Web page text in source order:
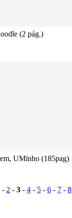
(2 pág.)
UMinho (185pag)
- 2 - 3 - 4 - 5 - 6 - 7 - 8